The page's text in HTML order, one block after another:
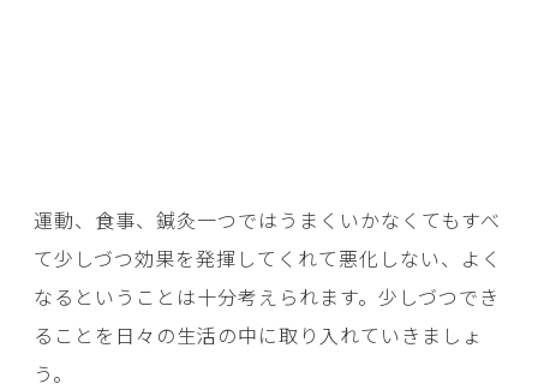
運動、食事、鍼灸一つではうまくいかなくてもすべ
て少しづつ効果を発揮してくれて悪化しない、よく
なるということは十分考えられます。少しづつでき
ることを日々の生活の中に取り入れていきましょ
う。